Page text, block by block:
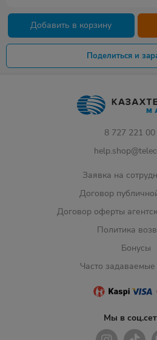
Добавить в корзину
Поделиться и
8 727 221
Заявка на
Договор
Договор оферты
Политика
Бонусы
Часто
Мы в